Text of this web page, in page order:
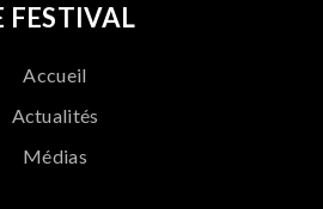
FESTIVAL
Accueil
Actualités
Médias